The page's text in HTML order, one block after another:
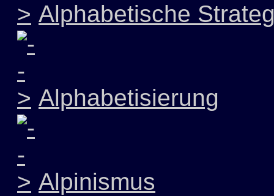
Alphabetische
Alphabetisierung
Alpinismus